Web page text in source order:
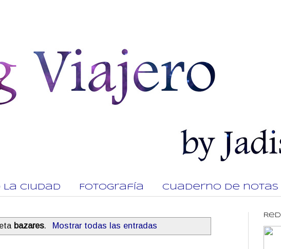
La Ciudad Fotografía Cuaderno de notas
bazares. Mostrar todas las entradas